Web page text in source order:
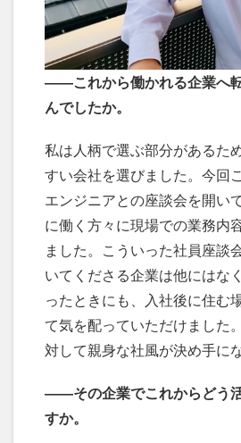
――これから働かれる企業へ
んでしたか。
私は人柄で選ぶ部分があるた
すい会社を選びました。今回
エンジニアとの座談会を開い
に働く方々に現場での業務内
ました。こういった社員座談
いてくださる企業は他にはな
ったときにも、入社後に住む
て気を配っていただけました
対して親身な社風が決め手に
――その企業でこれからどう
すか。